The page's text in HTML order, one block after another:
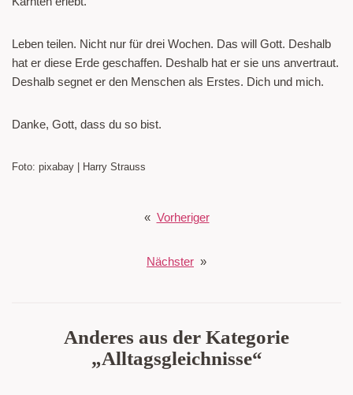
Leben teilen. Nicht nur für drei Wochen. Das will Gott. Deshalb
hat er diese Erde geschaffen. Deshalb hat er sie uns anvertraut.
Deshalb segnet er den Menschen als Erstes. Dich und mich.
Danke, Gott, dass du so bist.
Foto: pixabay | Harry Strauss
« Vorheriger
Nächster »
Anderes aus der Kategorie
„Alltagsgleichnisse“